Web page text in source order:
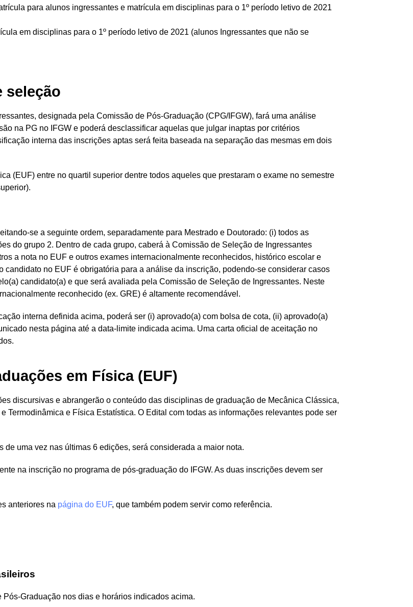
para alunos ingressantes e matrícula em disciplinas para o 1º período letivo de 2021
em disciplinas para o 1º período letivo de 2021 (alunos Ingressantes que não se
seleção
designada pela Comissão de Pós-Graduação (CPG/IFGW), fará uma análise
na PG no IFGW e poderá desclassificar aquelas que julgar inaptas por critérios
interna das inscrições aptas será feita baseada na separação das mesmas em dois
(EUF) entre no quartil superior dentre todos aqueles que prestaram o exame no semestre
se a seguinte ordem, separadamente para Mestrado e Doutorado: (i) todos as
do grupo 2. Dentro de cada grupo, caberá à Comissão de Seleção de Ingressantes
a nota no EUF e outros exames internacionalmente reconhecidos, histórico escolar e
candidato no EUF é obrigatória para a análise da inscrição, podendo-se considerar casos
candidato(a) e que será avaliada pela Comissão de Seleção de Ingressantes. Neste
reconhecido (ex. GRE) é altamente recomendável.
interna definida acima, poderá ser (i) aprovado(a) com bolsa de cota, (ii) aprovado(a)
nesta página até a data-limite indicada acima. Uma carta oficial de aceitação no
em Física (EUF)
discursivas e abrangerão o conteúdo das disciplinas de graduação de Mecânica Clássica,
Termodinâmica e Física Estatística. O Edital com todas as informações relevantes pode ser
de uma vez nas últimas 6 edições, será considerada a maior nota.
na inscrição no programa de pós-graduação do IFGW. As duas inscrições devem ser
anteriores na página do EUF, que também podem servir como referência.
Graduação nos dias e horários indicados acima.